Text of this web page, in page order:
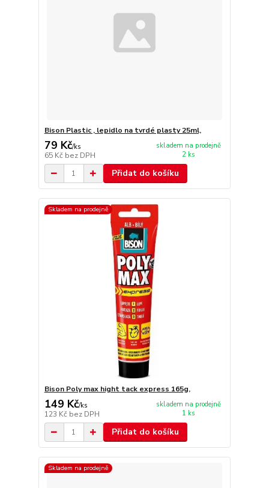
Bison Plastic , lepidlo na tvrdé plasty 25ml,
79 Kč/ks
65 Kč bez DPH
skladem na prodejně
2 ks
Přidat do košíku
Skladem na prodejně
Bison Poly max hight tack express 165g,
149 Kč/ks
123 Kč bez DPH
skladem na prodejně
1 ks
Přidat do košíku
Skladem na prodejně